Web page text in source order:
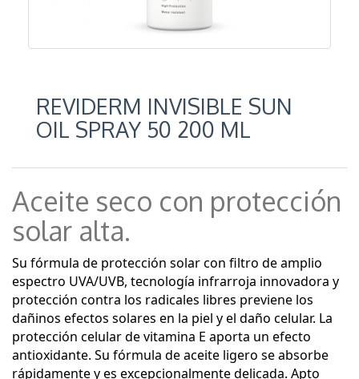
REVIDERM INVISIBLE SUN
OIL SPRAY 50 200 ML
Aceite seco con protección
solar alta.
Su fórmula de protección solar con filtro de amplio
espectro UVA/UVB, tecnología infrarroja innovadora y
protección contra los radicales libres previene los
dañinos efectos solares en la piel y el daño celular. La
protección celular de vitamina E aporta un efecto
antioxidante. Su fórmula de aceite ligero se absorbe
rápidamente y es excepcionalmente delicada. Apto